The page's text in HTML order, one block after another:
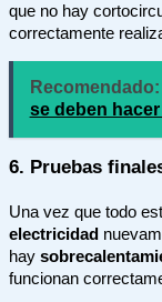
que no hay
correctamente
Recomendado:
se deben
6. Pruebas
Una vez que todo
electricidad
hay
funcionan